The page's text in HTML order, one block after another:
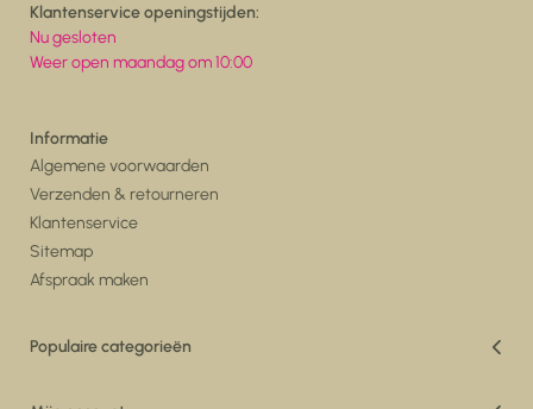
Klantenservice openingstijden:
Nu gesloten
Weer open maandag om 10:00
Informatie
Algemene voorwaarden
Verzenden & retourneren
Klantenservice
Sitemap
Afspraak maken
Populaire categorieën
Woonkamer